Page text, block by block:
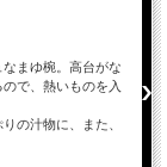
まゆ椀。高台がな
で、熱いものを入
の汁物に、また、